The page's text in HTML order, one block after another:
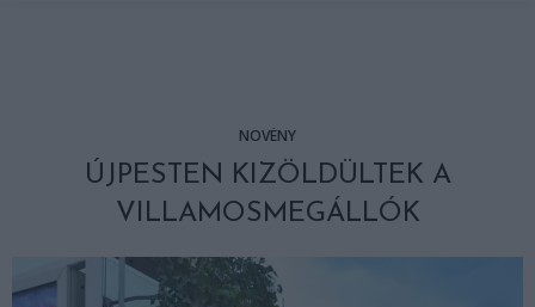
NÖVÉNY
ÚJPESTEN KIZÖLDÜLTEK A
VILLAMOSMEGÁLLÓK